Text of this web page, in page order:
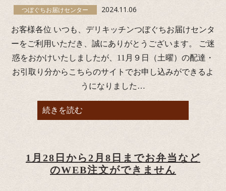
つぼぐちお届けセンター 2024.11.06
お客様各位 いつも、デリキッチンつぼぐちお届けセンタ
ーをご利用いただき、誠にありがとうございます。 ご迷
惑をおかけいたしましたが、11月９日（土曜）の配達・
お引取り分からこちらのサイトでお申し込みができるよ
うになりました…
続きを読む
1月28日から2月8日までお弁当など
のWEB注文ができません